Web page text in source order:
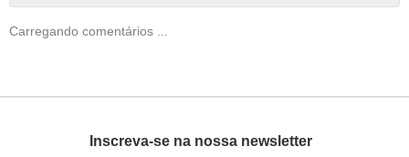
Carregando comentários ...
Inscreva-se na nossa newsletter